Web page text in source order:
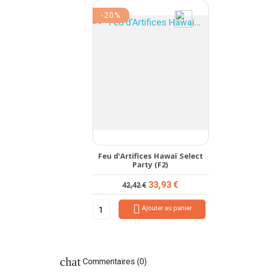
Feu d'Artifices Hawaï Select
Party (F2)
Prix de base
42,42 € Prix
33,93 €
 Ajouter au panier
-20%
chat Commentaires (0)